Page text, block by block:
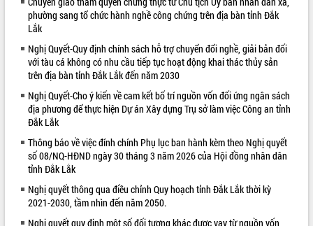
Khám bệnh, cấp phát thuốc miễn phí
và tặng quà người dân xã Cư Pui
Hội nghị UBND tỉnh Đắk Lắk thường kỳ
tháng 7/2026
Nam Anh hùng” và trao Huân chương
Lao động
vụ 6 tháng cuối năm 2026
Kỳ họp thứ Hai, Hội đồng nhân dân
ALBUM ẢNH
phường sang tổ chức hành nghề công chứng trên địa bàn tỉnh Đắk
Lắk
Nghị Quyết-Quy định chính sách hỗ trợ chuyển đổi nghề, giải bản đối
với tàu cá không có nhu cầu tiếp tục hoạt động khai thác thủy sản
trên địa bàn tỉnh Đắk Lắk đến năm 2030
Nghị Quyết-Cho ý kiến về cam kết bố trí nguồn vốn đối ứng ngân sách
địa phương để thực hiện Dự án Xây dựng Trụ sở làm việc Công an tỉnh
Đắk Lắk
Thông báo về việc đính chính Phụ lục ban hành kèm theo Nghị quyết
số 08/NQ-HĐND ngày 30 tháng 3 năm 2026 của Hội đồng nhân dân
tỉnh Đắk Lắk
Nghị quyết thông qua điều chỉnh Quy hoạch tỉnh Đắk Lắk thời kỳ
2021-2030, tầm nhìn đến năm 2050.
Nghị quyết quy định một số đối tượng khác được vay từ nguồn vốn